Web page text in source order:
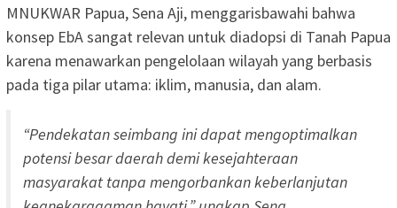
MNUKWAR Papua, Sena Aji, menggarisbawahi bahwa
konsep EbA sangat relevan untuk diadopsi di Tanah Papua
karena menawarkan pengelolaan wilayah yang berbasis
pada tiga pilar utama: iklim, manusia, dan alam.
“Pendekatan seimbang ini dapat mengoptimalkan
potensi besar daerah demi kesejahteraan
masyarakat tanpa mengorbankan keberlanjutan